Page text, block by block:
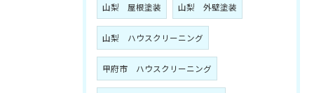
山梨 屋根塗装 山梨 外壁塗装
山梨 ハウスクリーニング
甲府市 ハウスクリーニング